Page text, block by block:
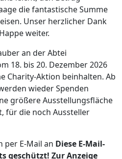
die fantastische Summe
Unser herzlicher Dank
weiter.
an der Abtei
18. bis 20. Dezember 2026
Charity-Aktion beinhalten. Ab
wieder Spenden
größere Ausstellungsfläche
für die noch Aussteller
per E-Mail an Diese E-Mail-
geschützt! Zur Anzeige